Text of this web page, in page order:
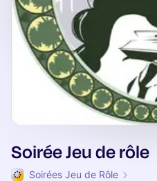
Soirée Jeu de rôle
Soirées Jeu de Rôle